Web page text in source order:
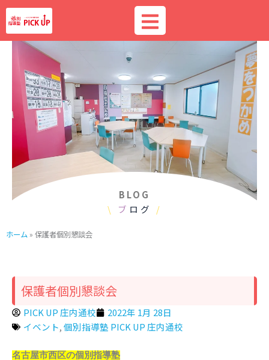
内
容
を
BLOG
\
ブ ログ /
ホーム » 保護者個別懇談会
保護者個別懇談会
PICK UP 庄内通校
2022年 1月 28日
イベント,個別指導塾 PICK UP 庄内通校
名古屋市西区の個別指導塾